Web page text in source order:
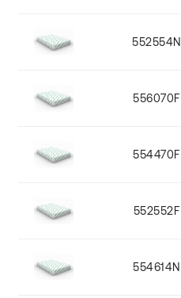
552554N
556070F
554470F
552552F
554614N